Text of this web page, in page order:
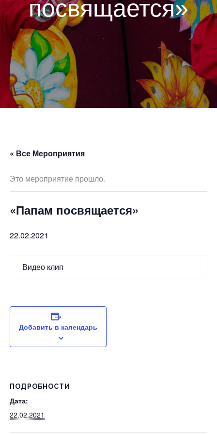
посвящается»
« Все Мероприятия
Это мероприятие прошло.
«Папам посвящается»
22.02.2021
Видео клип
Добавить в календарь
ПОДРОБНОСТИ
Дата:
22.02.2021